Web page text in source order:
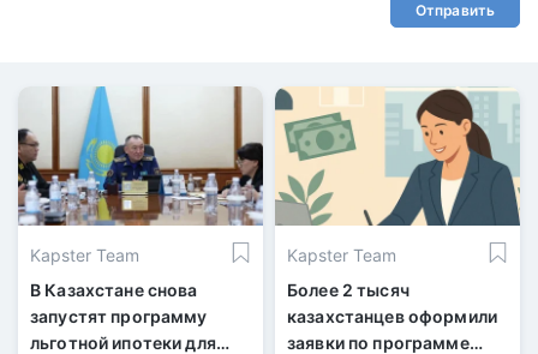
Отправить
Kapster Team
В Казахстане снова
запустят программу
льготной ипотеки для
Kapster Team
Более 2 тысяч
казахстанцев оформили
заявки по программе